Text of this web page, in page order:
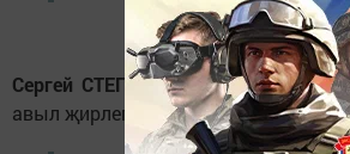
Зират өе
Сергей СТЕПАНОВ,Мамадыш
авыл җирлеге башлыгы: